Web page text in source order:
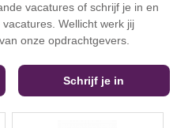
vacatures of schrijf je in en
Wellicht werk jij
onze opdrachtgevers.
Schrijf je in